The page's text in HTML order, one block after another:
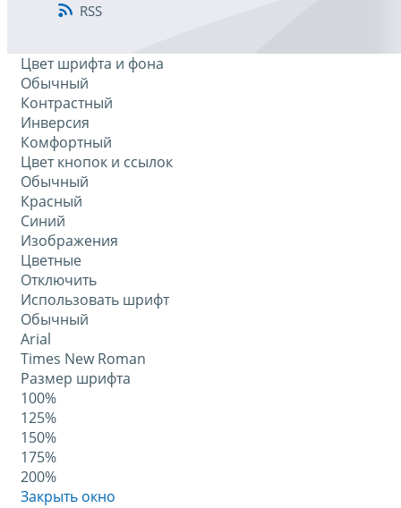
RSS
Цвет шрифта и фона
Обычный
Контрастный
Инверсия
Комфортный
Цвет кнопок и ссылок
Обычный
Красный
Синий
Изображения
Цветные
Отключить
Использовать шрифт
Обычный
Arial
Times New Roman
Размер шрифта
100%
125%
150%
175%
200%
Закрыть окно